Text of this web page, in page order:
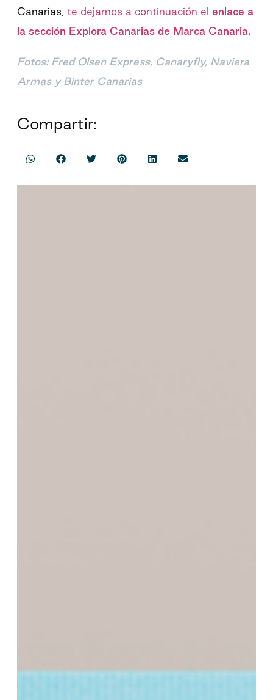
Canarias, te dejamos a continuación el enlace a
la sección Explora Canarias de Marca Canaria.
Fotos: Fred Olsen Express, Canaryfly, Naviera
Armas y Binter Canarias
Compartir: